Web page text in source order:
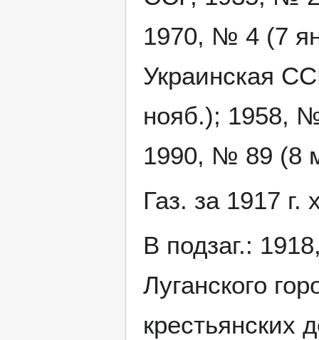
1970, № 4 (7
Украинская
нояб.); 1958,
1990, № 89 (8
Газ. за 1917
В подзаг.:
Луганского
крестьянских